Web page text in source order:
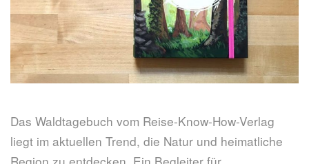
Das Waldtagebuch vom Reise-Know-How-Verlag
liegt im aktuellen Trend, die Natur und heimatliche